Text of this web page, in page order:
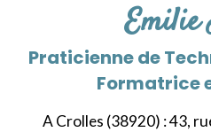
Emilie
Praticienne de
Formatrice
A Crolles (38920) :43,